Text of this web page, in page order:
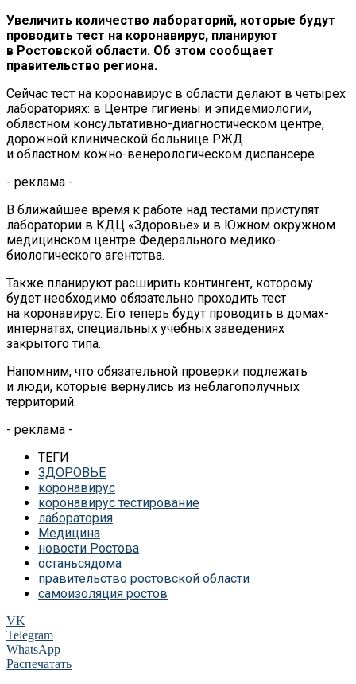
Увеличить количество лабораторий, которые будут
проводить тест на коронавирус, планируют
в Ростовской области. Об этом сообщает
правительство региона.
Сейчас тест на коронавирус в области делают в четырех
лабораториях: в Центре гигиены и эпидемиологии,
областном консультативно-диагностическом центре,
дорожной клинической больнице РЖД
и областном кожно-венерологическом диспансере.
- реклама -
В ближайшее время к работе над тестами приступят
лаборатории в КДЦ «Здоровье» и в Южном окружном
медицинском центре Федерального медико-
биологического агентства.
Также планируют расширить контингент, которому
будет необходимо обязательно проходить тест
на коронавирус. Его теперь будут проводить в домах-
интернатах, специальных учебных заведениях
закрытого типа.
Напомним, что обязательной проверки подлежать
и люди, которые вернулись из неблагополучных
территорий.
- реклама -
ТЕГИ
ЗДОРОВЬЕ
коронавирус
коронавирус тестирование
лаборатория
Медицина
новости Ростова
останьсядома
правительство ростовской области
самоизоляция ростов
VK
Telegram
WhatsApp
Распечатать